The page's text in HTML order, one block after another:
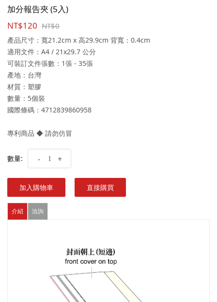
加分報告夾 (5入)
NT$120 NT$0
產品尺寸：寬21.2cm x 高29.9cm 背寬：0.4cm
適用文件：A4 / 21x29.7 公分
可裝訂文件張數：1張 - 35張
產地：台灣
材質：塑膠
數量：5個裝
國際條碼：4712839860958
專利商品 ◆ 請勿仿冒
數量: - +
加入購物車 直接購買
介紹 洽詢